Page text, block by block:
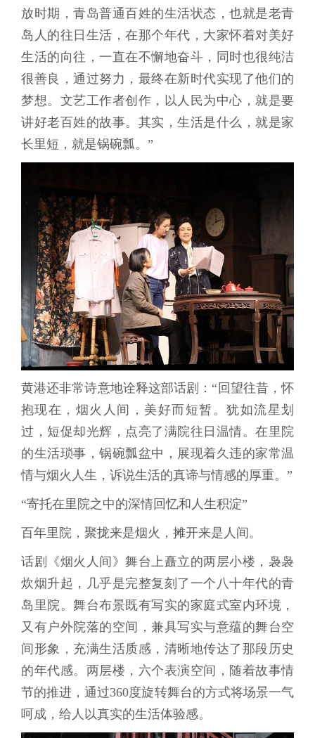
放时期，青岛普通百姓的生活状态，也就是老青
岛人的往日生活，在那个年代，大家怀着对美好
生活的向往，一直在不懈地奋斗，同时也很纯洁
很善良，通过努力，最终在新时代实现了他们的
梦想。文艺工作者创作，以人民为中心，就是要
讲好老百姓的故事。其实，生活是什么，就是家
长里短，就是锅碗瓢。”
黄港还非常诗意地诠释这部话剧：“回望往昔，怀
抱现在，烟火人间，美好而短暂。犹如流星划
过，短促却光辉，点亮了满院往日温情。在里院
的生活琐事，锅碗瓢盆中，展现着久违的家常温
情与烟火人生，诉说生活的真谛与情感的厚重。”
“寄托在里院之中的深情回忆和人生积淀”
百年里院，聚拢来是烟火，摊开来是人间。
话剧《烟火人间》舞台上矗立的两层小楼，袅袅
炊烟升起，几乎是完整复刻了一个八十年代的青
岛里院。舞台布景既有写实的家庭式室内环境，
又有户外院落的空间，兼具写实与意蕴的舞台空
间形象，充满生活质感，清晰地传达了那段历史
的年代感。两层楼，六个表演空间，随着故事情
节的推进，通过360度旋转舞台的方式将场景一气
呵成，给人以真实的生活体验感。